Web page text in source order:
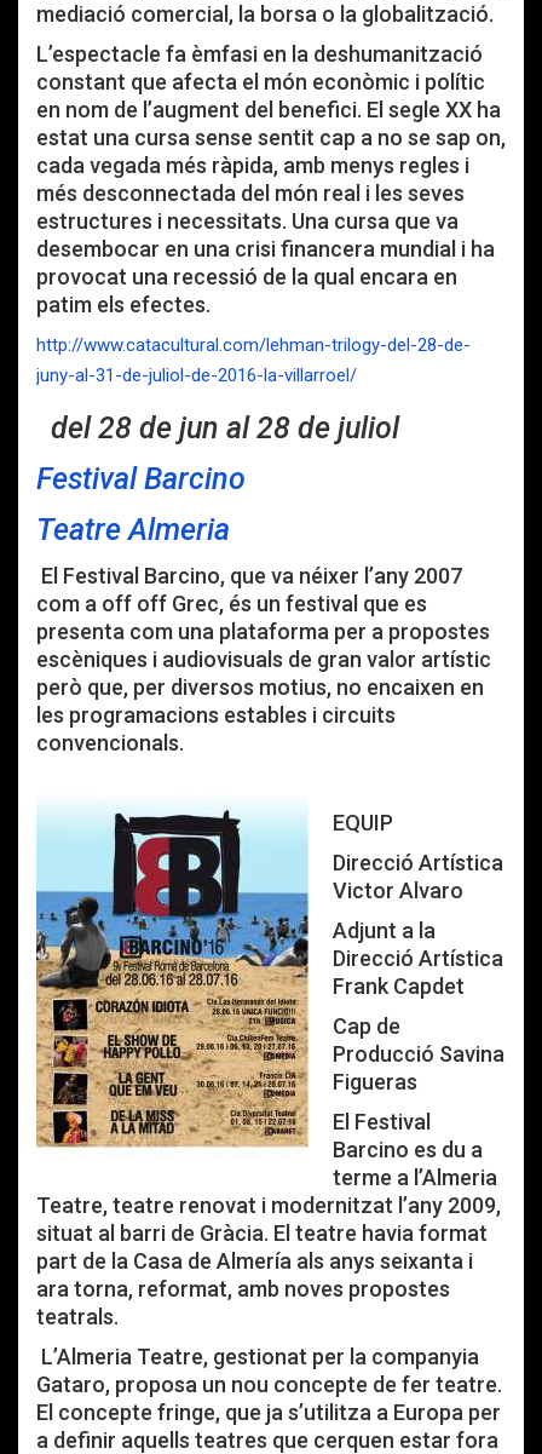
mediació comercial, la borsa o la globalització.
L’espectacle fa èmfasi en la deshumanització
constant que afecta el món econòmic i polític
en nom de l’augment del benefici. El segle XX ha
estat una cursa sense sentit cap a no se sap on,
cada vegada més ràpida, amb menys regles i
més desconnectada del món real i les seves
estructures i necessitats. Una cursa que va
desembocar en una crisi financera mundial i ha
provocat una recessió de la qual encara en
patim els efectes.
http://www.catacultural.com/lehman-trilogy-del-28-de-
juny-al-31-de-juliol-de-2016-la-villarroel/
del 28 de jun al 28 de juliol
Festival Barcino
Teatre Almeria
El Festival Barcino, que va néixer l’any 2007
com a off off Grec, és un festival que es
presenta com una plataforma per a propostes
escèniques i audiovisuals de gran valor artístic
però que, per diversos motius, no encaixen en
les programacions estables i circuits
convencionals.
EQUIP
Direcció Artística
Victor Alvaro
Adjunt a la
Direcció Artística
Frank Capdet
Cap de
Producció Savina
Figueras
El Festival
Barcino es du a
terme a l’Almeria
Teatre, teatre renovat i modernitzat l’any 2009,
situat al barri de Gràcia. El teatre havia format
part de la Casa de Almería als anys seixanta i
ara torna, reformat, amb noves propostes
teatrals.
L’Almeria Teatre, gestionat per la companyia
Gataro, proposa un nou concepte de fer teatre.
El concepte fringe, que ja s’utilitza a Europa per
a definir aquells teatres que cerquen estar fora